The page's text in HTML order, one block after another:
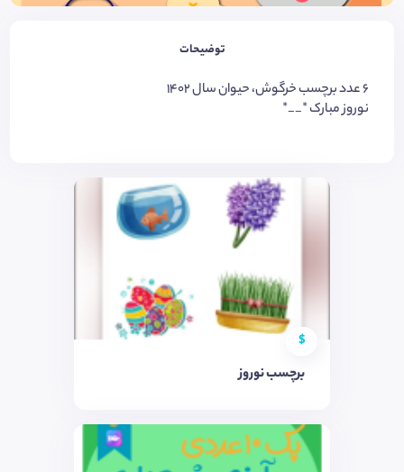
توضیحات
۶ عدد برچسب خرگوش، حیوان سال ۱۴۰۲
نوروز مبارک *__*
$
برچسب نوروز